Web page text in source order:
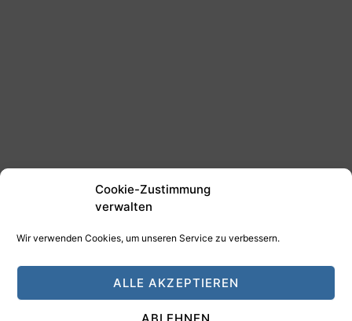
Cookie-Zustimmung
verwalten
Wir verwenden Cookies, um unseren Service zu verbessern.
ALLE AKZEPTIEREN
ABLEHNEN
HAMANN DESIGN - Digitale Medien